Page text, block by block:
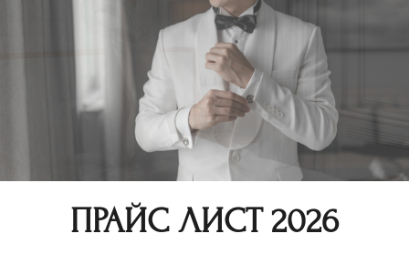
ПРАЙС ЛИСТ 2026